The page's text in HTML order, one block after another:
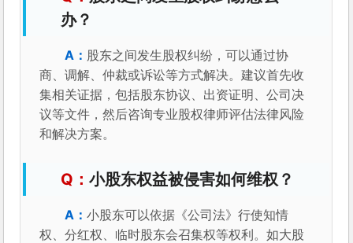
办？
股东之间发生股权纠纷，可以通过协
商、调解、仲裁或诉讼等方式解决。建议首先收
集相关证据，包括股东协议、出资证明、公司决
议等文件，然后咨询专业股权律师评估法律风险
和解决方案。
小股东权益被侵害如何维权？
小股东可以依据《公司法》行使知情
权、分红权、临时股东会召集权等权利。如大股